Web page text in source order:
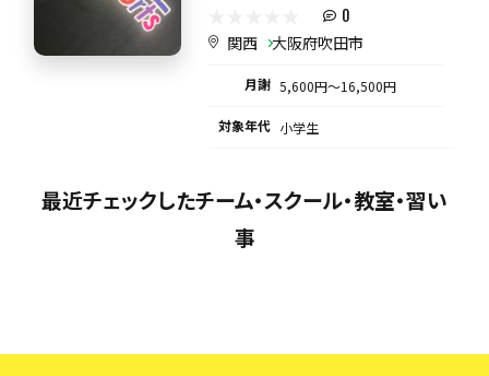
0
関西 大阪府吹田市
月謝 5,600円〜16,500円
対象年代 小学生
最近チェックしたチーム・スクール・教室・習い
事